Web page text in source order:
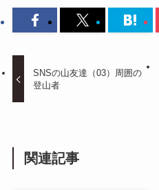
SNSの山友達（03）周囲の
登山者
関連記事